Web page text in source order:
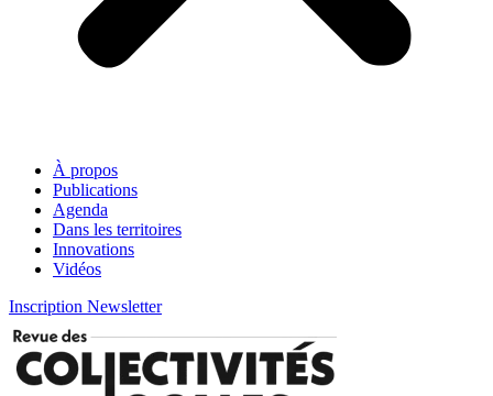
À propos
Publications
Agenda
Dans les territoires
Innovations
Vidéos
Inscription Newsletter